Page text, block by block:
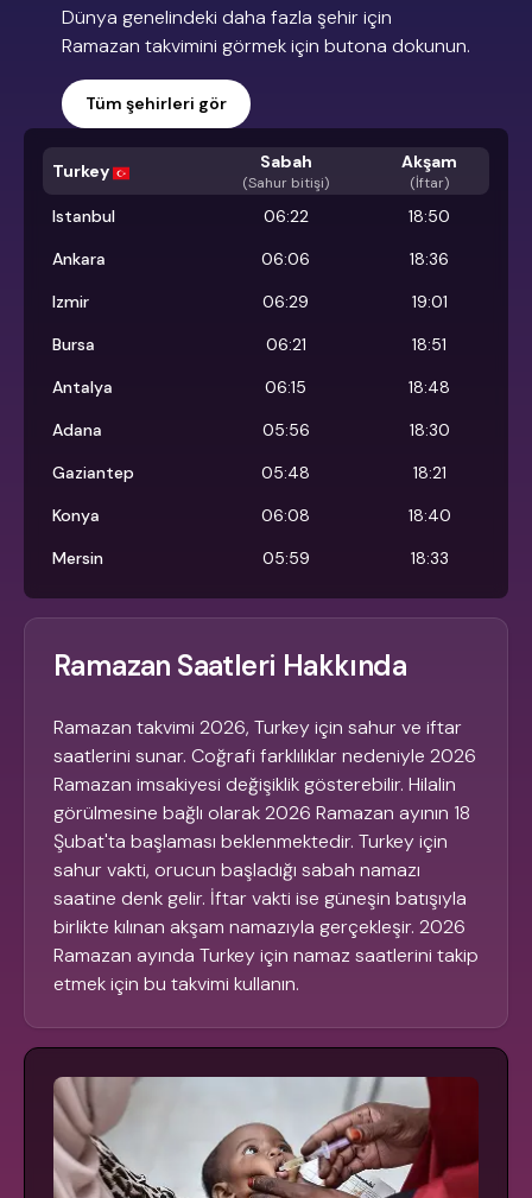
Dünya genelindeki daha fazla şehir için
Ramazan takvimini görmek için butona dokunun.
Tüm şehirleri gör
Turkey Sabah
(Sahur bitişi)
Akşam
(İftar)
Istanbul 06:22
18:50
Ankara
06:06
18:36
Izmir
06:29
19:01
Bursa
06:21
18:51
Antalya
06:15
18:48
Adana
05:56
18:30
Gaziantep
05:48
18:21
Konya
06:08
18:40
Mersin
05:59 18:33
Ramazan Saatleri Hakkında
Ramazan takvimi 2026, Turkey için sahur ve iftar
saatlerini sunar. Coğrafi farklılıklar nedeniyle 2026
Ramazan imsakiyesi değişiklik gösterebilir. Hilalin
görülmesine bağlı olarak 2026 Ramazan ayının 18
Şubat'ta başlaması beklenmektedir. Turkey için
sahur vakti, orucun başladığı sabah namazı
saatine denk gelir. İftar vakti ise güneşin batışıyla
birlikte kılınan akşam namazıyla gerçekleşir. 2026
Ramazan ayında Turkey için namaz saatlerini takip
etmek için bu takvimi kullanın.